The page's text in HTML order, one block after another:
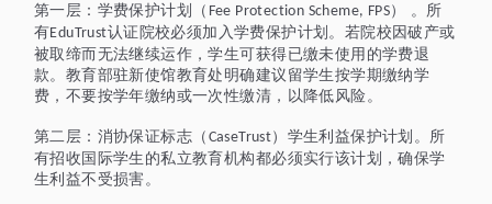
第一层：学费保护计划（ Fee Protection Scheme, FPS） 。所
有EduTrust认证院校必须加入学费保护计划。若院校因破产或
被取缔而无法继续运作，学生可获得已缴未使用的学费退
款。教育部驻新使馆教育处明确建议留学生按学期缴纳学
费，不要按学年缴纳或一次性缴清，以降低风险。
第二层：消协保证标志（ CaseTrust）学生利益保护计划。所
有招收国际学生的私立教育机构都必须实行该计划，确保学
生利益不受损害。